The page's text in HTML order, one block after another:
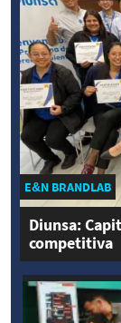
E&N BRANDLAB
Diunsa:
competitiva